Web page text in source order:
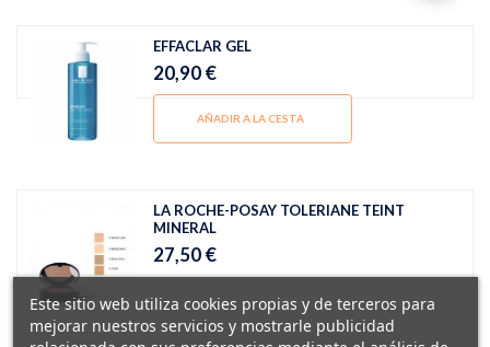
EFFACLAR GEL
20,90 €
AÑADIR A LA CESTA
LA ROCHE-POSAY TOLERIANE TEINT
MINERAL
27,50 €
Este sitio web utiliza cookies propias y de terceros para
mejorar nuestros servicios y mostrarle publicidad